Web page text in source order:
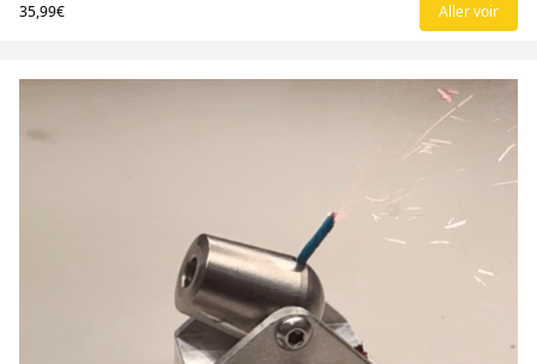
35,99€ Aller voir